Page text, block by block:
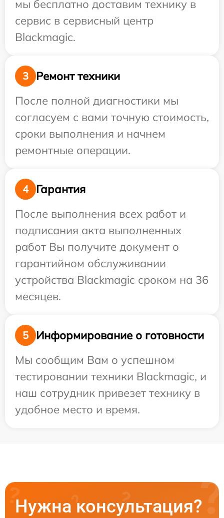
мы бесплатно доставим технику в
сервис в сервисный центр
Blackmagic.
3
Ремонт техники
После полной диагностики мы
согласуем с вами точную стоимость,
сроки выполнения и начнем
ремонтные операции.
4
Гарантия
После выполнения всех работ и
подписания акта выполненных
работ Вы получите документ о
гарантийном обслуживании
устройства Blackmagic сроком на 36
месяцев.
5
Информирование о готовности
Мы сообщим Вам о успешном
тестировании техники Blackmagic, и
наш сотрудник привезет технику в
удобное место и время.
Нужна консультация?